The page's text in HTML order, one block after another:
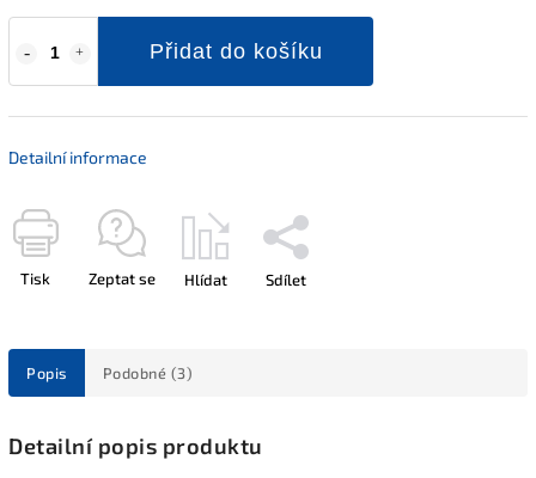
Přidat do košíku
Detailní informace
Tisk Zeptat se Hlídat Sdílet
Popis Podobné (3)
Detailní popis produktu